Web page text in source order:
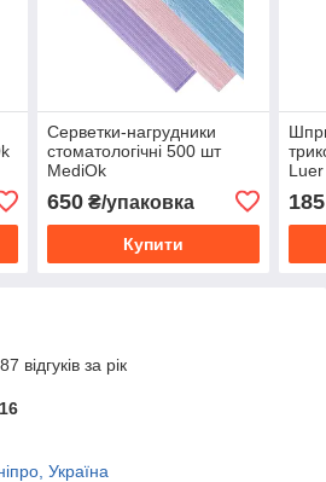
Серветки-нагрудники
стоматологічні 500 шт
MediOk
650₴/упаковка
Купити
185
відгуків за рік
Україна